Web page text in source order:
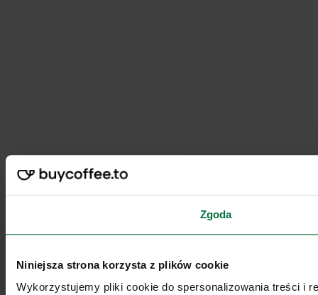
Zgoda
Niniejsza strona korzysta z plików cookie
Wykorzystujemy pliki cookie do spersonalizowania treści i